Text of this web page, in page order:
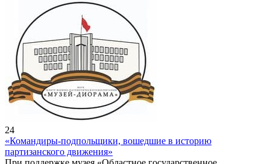
24
«Командиры-подпольщики, вошедшие в историю
партизанского движения»